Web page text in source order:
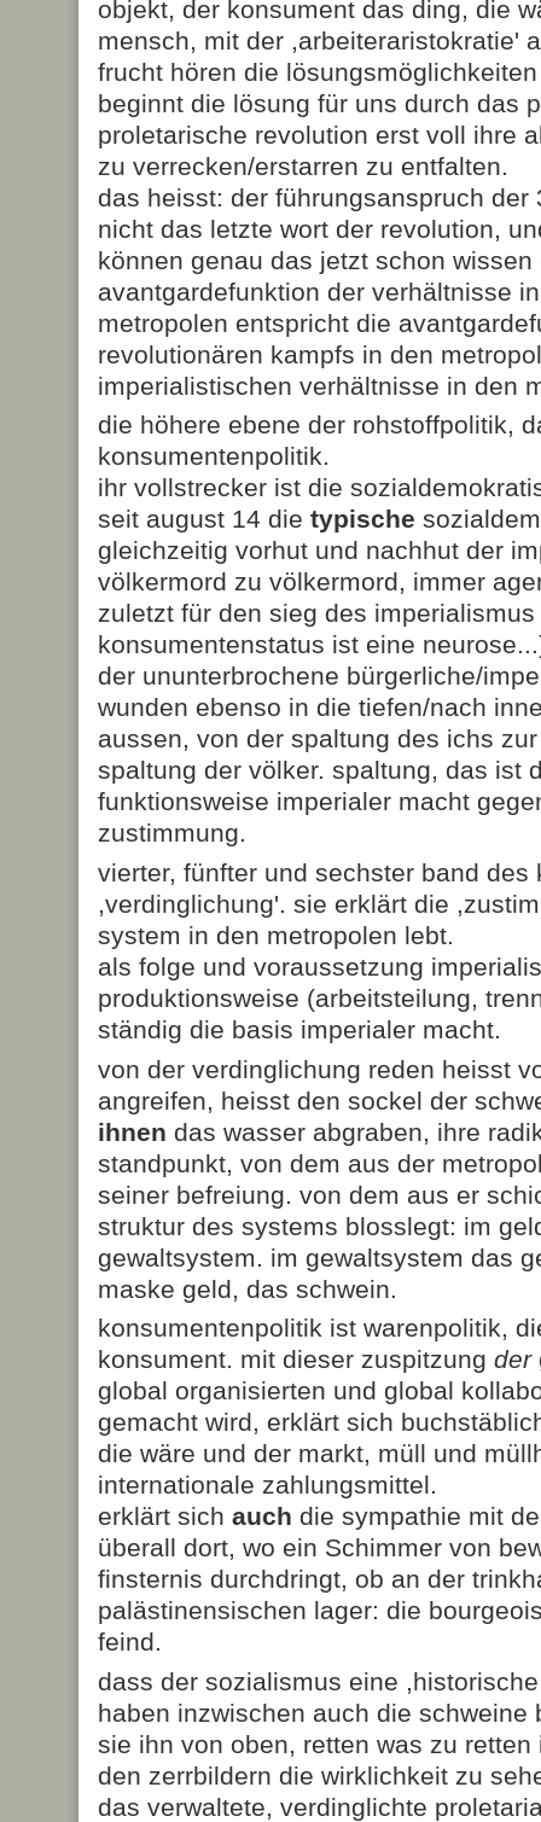
objekt, der konsument das ding, die
mensch, mit der ,arbeiteraristokratie'
frucht hören die
beginnt die lösung für uns durch das
proletarische revolution erst voll ihre
zu verrecken/erstarren zu entfalten.
das heisst: der führungsanspruch der
nicht das letzte wort der revolution,
können genau das jetzt schon
avantgardefunktion der verhältnisse
metropolen entspricht die
revolutionären kampfs in den
imperialistischen verhältnisse in den
die höhere ebene der rohstoffpolitik,
konsumentenpolitik.
ihr vollstrecker ist die
seit august 14 die typische
gleichzeitig vorhut und nachhut der
völkermord zu völkermord, immer
zuletzt für den sieg des
konsumentenstatus ist eine
der ununterbrochene bürgerliche/
wunden ebenso in die tiefen/nach
aussen, von der spaltung des ichs
spaltung der völker. spaltung, das ist
funktionsweise imperialer macht
zustimmung.
vierter, fünfter und sechster band des
,verdinglichung'. sie erklärt die
system in den metropolen lebt.
als folge und voraussetzung
produktionsweise (arbeitsteilung,
ständig die basis imperialer macht.
von der verdinglichung reden heisst
angreifen, heisst den sockel der
ihnen das wasser abgraben, ihre
standpunkt, von dem aus der
seiner befreiung. von dem aus er
struktur des systems blosslegt: im
gewaltsystem. im gewaltsystem das
maske geld, das schwein.
konsumentenpolitik ist warenpolitik,
konsument. mit dieser zuspitzung der
global organisierten und global
gemacht wird, erklärt sich
die wäre und der markt, müll und
internationale zahlungsmittel.
erklärt sich auch die sympathie mit
überall dort, wo ein Schimmer von
finsternis durchdringt, ob an der
palästinensischen lager: die
feind.
dass der sozialismus eine
haben inzwischen auch die schweine
sie ihn von oben, retten was zu
den zerrbildern die wirklichkeit zu
das verwaltete, verdinglichte